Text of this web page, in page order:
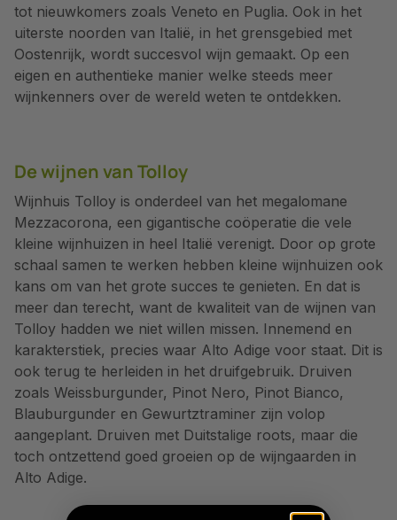
tot nieuwkomers zoals Veneto en Puglia. Ook in het
uiterste noorden van Italië, in het grensgebied met
Oostenrijk, wordt succesvol wijn gemaakt. Op een
eigen en authentieke manier welke steeds meer
wijnkenners over de wereld weten te ontdekken.
De wijnen van Tolloy
Wijnhuis Tolloy is onderdeel van het megalomane
Mezzacorona, een gigantische coöperatie die vele
kleine wijnhuizen in heel Italië verenigt. Door op grote
schaal samen te werken hebben kleine wijnhuizen ook
kans om van het grote succes te genieten. En dat is
meer dan terecht, want de kwaliteit van de wijnen van
Tolloy hadden we niet willen missen. Innemend en
karakterstiek, precies waar Alto Adige voor staat. Dit is
ook terug te herleiden in het druifgebruik. Druiven
zoals Weissburgunder, Pinot Nero, Pinot Bianco,
Blauburgunder en Gewurtztraminer zijn volop
aangeplant. Druiven met Duitstalige roots, maar die
toch ontzettend goed groeien op de wijngaarden in
Alto Adige.